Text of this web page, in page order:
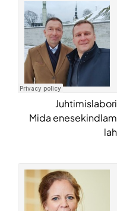
Mida